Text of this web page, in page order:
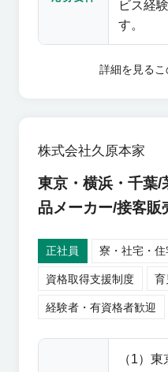
添い、
へのス
リアの
福岡県
年間守
葺き替
アルオ
継承し
として
ょぼう
料理を
ならで
を、ひ
お楽し
はんと
しめん
ビス経
す。
詳細を見る
株式会社久原本家
東京・横浜・千葉/
品メーカー/接客販
正社員 寮・社宅・住
資格取得支援制度 育
経験者・有資格者歓迎
（1）